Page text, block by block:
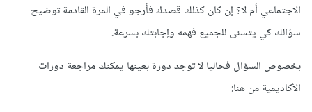
الاجتماعي أم لا؟ إن كان كذلك قصدك فأرجو في المرة القادمة توضيح
سؤالك كي يتسنى للجميع فهمه وإجابتك بسرعة.
بخصوص السؤال فحاليا لا توجد دورة بعينها يمكنك مراجعة دورات
الأكاديمية من هنا: